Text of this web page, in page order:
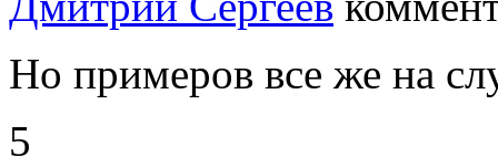
Но примеров все же на
5